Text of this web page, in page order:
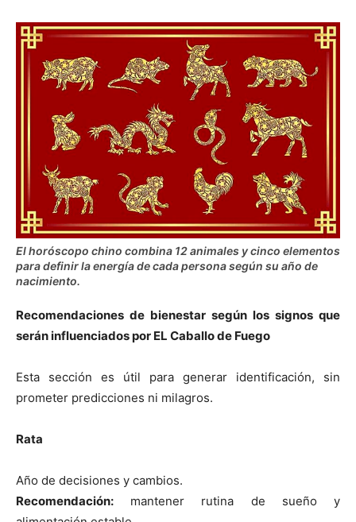
El horóscopo chino combina 12 animales y cinco elementos
para definir la energía de cada persona según su año de
nacimiento.
Recomendaciones de bienestar según los signos que
serán influenciados por EL Caballo de Fuego
Esta sección es útil para generar identificación, sin
prometer predicciones ni milagros.
Rata
Año de decisiones y cambios.
Recomendación: mantener rutina de sueño y